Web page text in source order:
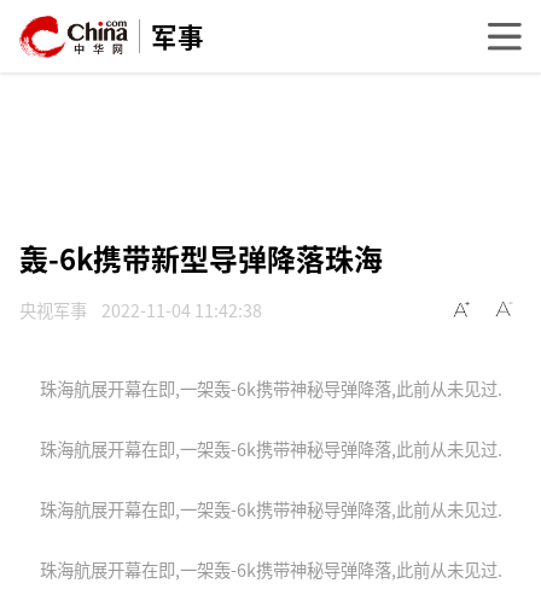
军事
轰-6k携带新型导弹降落珠海
央视军事 2022-11-04 11:42:38
珠海航展开幕在即,一架轰-6k携带神秘导弹降落,此前从未见过.
珠海航展开幕在即,一架轰-6k携带神秘导弹降落,此前从未见过.
珠海航展开幕在即,一架轰-6k携带神秘导弹降落,此前从未见过.
珠海航展开幕在即,一架轰-6k携带神秘导弹降落,此前从未见过.